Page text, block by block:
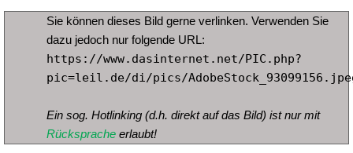
Sie können dieses Bild gerne verlinken. Verwenden Sie
dazu jedoch nur folgende URL:
https://www.dasinternet.net/PIC.php?
pic=leil.de/di/pics/
Ein sog. Hotlinking (d.h. direkt auf das Bild) ist nur mit
Rücksprache erlaubt!